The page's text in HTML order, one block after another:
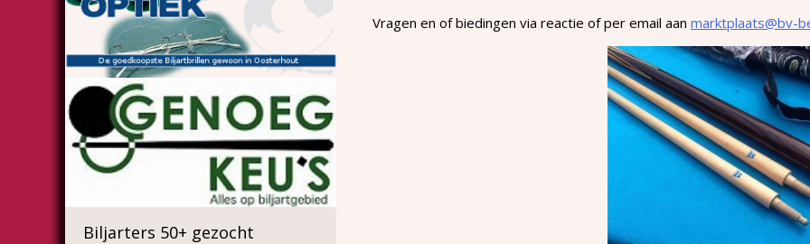
Vragen en of biedingen via reactie of per email aan marktplaats@bv-
Biljarters 50+ gezocht